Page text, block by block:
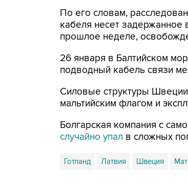
По его словам,
кабеля несет задержанное
прошлое неделе,
26 января в Балтийском
подводный кабель связи
Силовые структуры
мальтийским флагом и
Болгарская компания с
случайно упал в сложных
Готланд Латвия Швеция